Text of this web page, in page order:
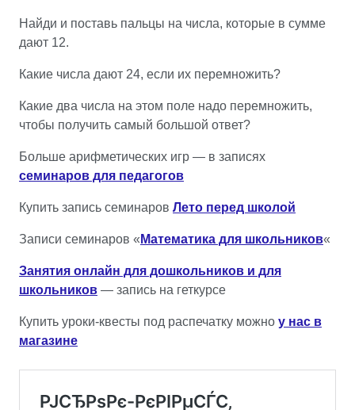
Найди и поставь пальцы на числа, которые в сумме
дают 12.
Какие числа дают 24, если их перемножить?
Какие два числа на этом поле надо перемножить,
чтобы получить самый большой ответ?
Больше арифметических игр — в записях
семинаров для педагогов
Купить запись семинаров Лето перед школой
Записи семинаров « Математика для школьников«
Занятия онлайн для дошкольников и для
школьников — запись на геткурсе
Купить уроки-квесты под распечатку можно у нас в
магазине